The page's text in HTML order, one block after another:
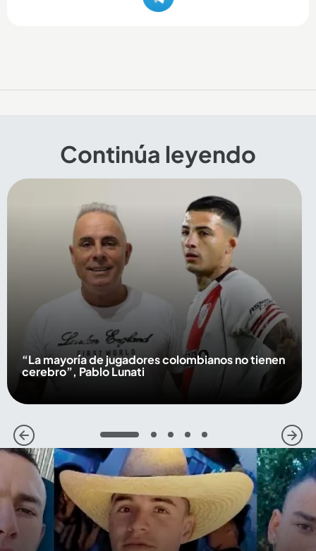
Continúa leyendo
“La mayoría de jugadores colombianos no tienen
cerebro”, Pablo Lunati
1 2 3 4 5